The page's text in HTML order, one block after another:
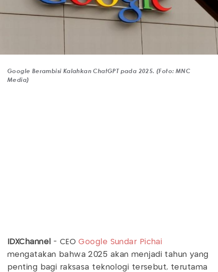
Google Berambisi Kalahkan ChatGPT pada 2025. (Foto: MNC
Media)
IDXChannel - CEOGoogle Sundar Pichai
mengatakan bahwa 2025 akan menjadi tahun yang
penting bagi raksasa teknologi tersebut, terutama